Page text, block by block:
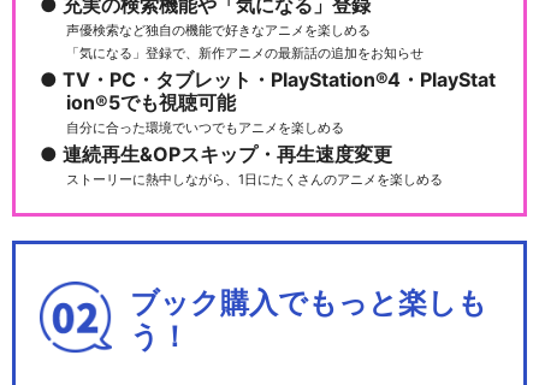
充実の検索機能や「気になる」登録
声優検索など独自の機能で好きなアニメを楽しめる
「気になる」登録で、新作アニメの最新話の追加をお知らせ
TV・PC・タブレット・PlayStation®4・PlayStat
ion®5でも視聴可能
自分に合った環境でいつでもアニメを楽しめる
連続再生&OPスキップ・再生速度変更
ストーリーに熱中しながら、1日にたくさんのアニメを楽しめる
ブック購入でもっと楽しも
う！